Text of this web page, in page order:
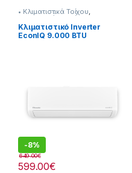
• Κλιματιστικά Τοίχου,
Κλιματισμός & Θέρμανση
Κλιματιστικά,Με Εγκατάσταση
Κλιματιστικό Inverter
EconIQ 9.000 BTU
-8%
599.00€
649.00€